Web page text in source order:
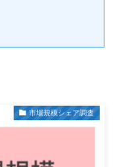
市場規模シェア調査